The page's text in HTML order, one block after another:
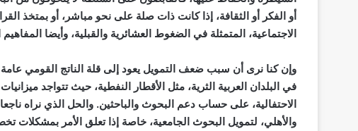
أو الفكر أو الثقافة، إذا كانت ذات صلة على نحو مباشر، أو بمتخذ
الاجتماعية، المتمثلة في الضغوط العشائرية والقبلية، وأيضا
وإن كنا نرى أن سبب ضعف التمويل يعود إلى قلة الناتج القومي عامة
في البلدان العربية الثرية، مثل الأقطار النفطية، حيث تتواجد
الاحتفالية، على حساب دعم البحوث والباحثين. والحل الذي نراه
والأهلي، لتمويل البحوث الجامعية، خاصة إذا تعلق الأمر بمشكلات